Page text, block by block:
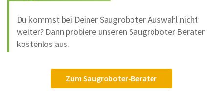
Du kommst bei Deiner Saugroboter Auswahl nicht
weiter? Dann probiere unseren Saugroboter Berater
kostenlos aus.
Zum Saugroboter-Berater